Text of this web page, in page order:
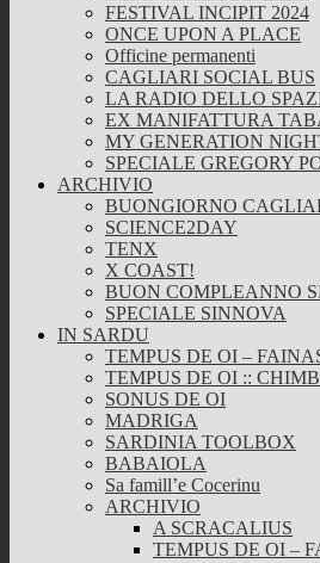
FESTIVAL INCIPIT 2024
ONCE UPON A PLACE
Officine permanenti
CAGLIARI SOCIAL BUS
LA RADIO DELLO
EX MANIFATTURA
MY GENERATION
SPECIALE GREGORY
ARCHIVIO
BUONGIORNO
SCIENCE2DAY
TENX
X COAST!
BUON COMPLEANNO
SPECIALE SINNOVA
IN SARDU
TEMPUS DE OI –
TEMPUS DE OI ::
SONUS DE OI
MADRIGA
SARDINIA TOOLBOX
BABAIOLA
Sa famill’e Cocerinu
ARCHIVIO
A SCRACALIUS
TEMPUS DE OI –